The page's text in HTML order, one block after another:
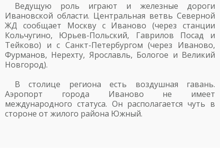
Ведущую роль играют и железные дороги
Ивановской области. Центральная ветвь Северной
ЖД сообщает Москву с Иваново (через станции
Кольчугино, Юрьев-Польский, Гаврилов Посад и
Тейково) и с Санкт-Петербургом (через Иваново,
Фурманов, Нерехту, Ярославль, Бологое и Великий
Новгород).
В столице региона есть воздушная гавань.
Аэропорт города Иваново не имеет
международного статуса. Он располагается чуть в
стороне от жилого района Южный.